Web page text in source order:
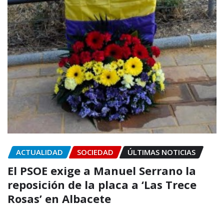
ACTUALIDAD SOCIEDAD ÚLTIMAS NOTICIAS
El PSOE exige a Manuel Serrano la
reposición de la placa a ‘Las Trece
Rosas’ en Albacete